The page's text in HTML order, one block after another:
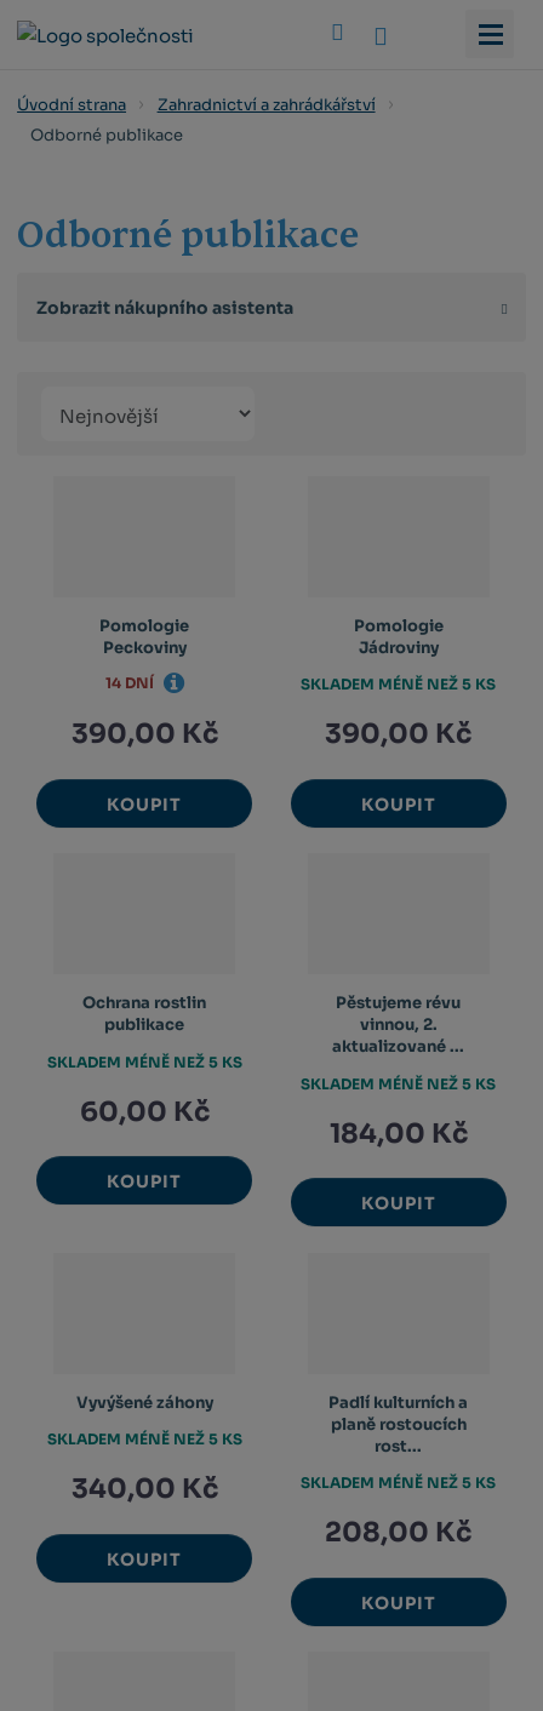
Úvodní strana
Zahradnictví a zahrádkářství
Odborné publikace
Odborné publikace
Zobrazit nákupního asistenta
produktů
Pomologie
Peckoviny
390,00 Kč
KOUPIT
14 DNÍ
Pomologie
Jádroviny
390,00 Kč
KOUPIT
SKLADEM MÉNĚ NEŽ 5 KS
Ochrana rostlin
publikace
60,00 Kč
KOUPIT
SKLADEM MÉNĚ NEŽ 5 KS
Pěstujeme révu
vinnou, 2.
aktualizované ...
184,00 Kč
KOUPIT
SKLADEM MÉNĚ NEŽ 5 KS
Vyvýšené záhony
340,00 Kč
KOUPIT
SKLADEM MÉNĚ NEŽ 5 KS
Padlí kulturních a
planě rostoucích
rost...
208,00 Kč
KOUPIT
SKLADEM MÉNĚ NEŽ 5 KS